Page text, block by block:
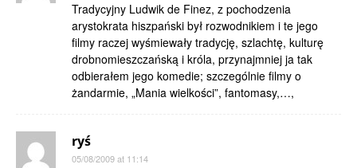
Tradycyjny Ludwik de Finez, z pochodzenia
arystokrata hiszpański był rozwodnikiem i te jego
filmy raczej wyśmiewały tradycję, szlachtę, kulturę
drobnomieszczańską i króla, przynajmniej ja tak
odbierałem jego komedie; szczególnie filmy o
żandarmie, „Mania wielkości”, fantomasy,…,
ryś
05/08/2009 at 11:14